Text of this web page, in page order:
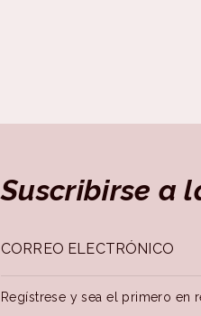
Suscribirse a
Regístrese y sea el primero en